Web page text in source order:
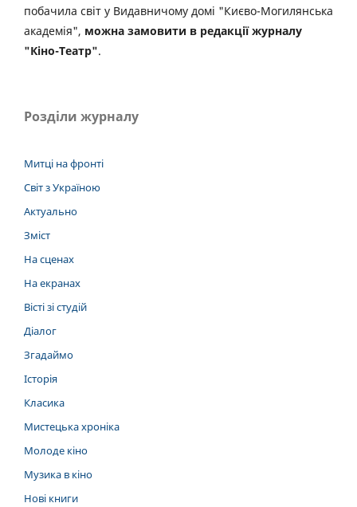
побачила світ у Видавничому домі "Києво-Могилянська
академія", можна замовити в редакції журналу
"Кіно-Театр".
Розділи журналу
Митці на фронті
Світ з Україною
Актуально
Зміст
На сценах
На екранах
Вісті зі студій
Діалог
Згадаймо
Історія
Класика
Мистецька хроніка
Молоде кіно
Музика в кіно
Нові книги